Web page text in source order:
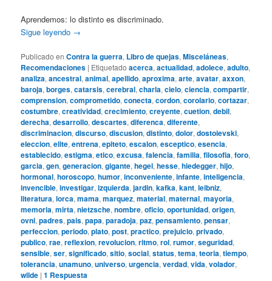
Aprendemos: lo distinto es discriminado.
Sigue leyendo →
Publicado en Contra la guerra, Libro de quejas,Misceláneas,
Recomendaciones | Etiquetado acerca,actualidad,adolece,adulto,
analiza,ancestral,animal,apellido,aproxima,arte,avatar,axxon,
baroja,borges,catarsis,cerebral,charla,cielo,ciencia,compartir,
comprension,comprometido,conecta,cordon,corolario,cortazar,
costumbre,creatividad,crecimiento,creyente,cuetion,debil,
derecha,desarrollo,descartes,diferenca,diferente,
discriminacion,discurso,discusion,distinto,dolor,dostoievski,
eleccion,elite,entrena,epiteto,escalon,esceptico,esencia,
establecido,estigma,etico,excusa,falencia,familia,filosofia,foro,
garcia,gen,generacion,gigante,hegel,hesse,hiedegger,hijo,
hormonal,horoscopo,humor,inconveniente,infante,inteligencia,
invencible,investigar,izquierda,jardin,kafka,kant,leibniz,
literatura,lorca,mama,marquez,material,maternal,mayoria,
memoria,mirta,nietzsche,nombre,oficio,oportunidad,origen,
ovni,padres,pais,papa,paradoja,paz,pensamiento,pensar,
perfeccion,periodo,plato,post,practico,prejuicio,privado,
publico,rae,reflexion,revolucion,ritmo,rol,rumor,seguridad,
sensible,ser,significado,sitio,social,status,tema,teoria,tiempo,
tolerancia,unamuno,universo,urgencia,verdad,vida,volador,
wilde |1 Respuesta